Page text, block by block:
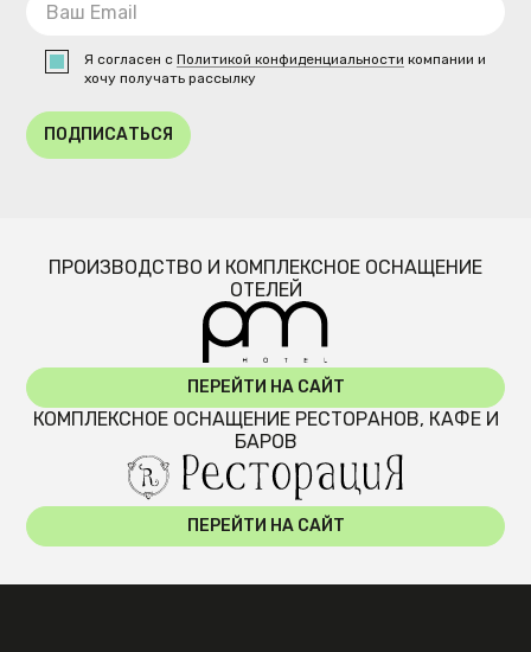
Я согласен сПолитикой конфиденциальности компании и
хочу получать рассылку
ПОДПИСАТЬСЯ
ПРОИЗВОДСТВО И КОМПЛЕКСНОЕ ОСНАЩЕНИЕ
ОТЕЛЕЙ
ПЕРЕЙТИ НА САЙТ
КОМПЛЕКСНОЕ ОСНАЩЕНИЕ РЕСТОРАНОВ, КАФЕ И
БАРОВ
ПЕРЕЙТИ НА САЙТ